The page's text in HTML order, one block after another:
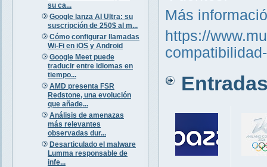
su ca...
Google lanza AI Ultra: su
suscripción de 250$ al m...
Cómo configurar llamadas
Wi-Fi en iOS y Android
Google Meet puede
traducir entre idiomas en
tiempo...
AMD presenta FSR
Redstone, una evolución
que añade...
Análisis de amenazas
más relevantes
observadas dur...
Desarticulado el malware
Lumma responsable de
infe...
Más
https://
Entradas